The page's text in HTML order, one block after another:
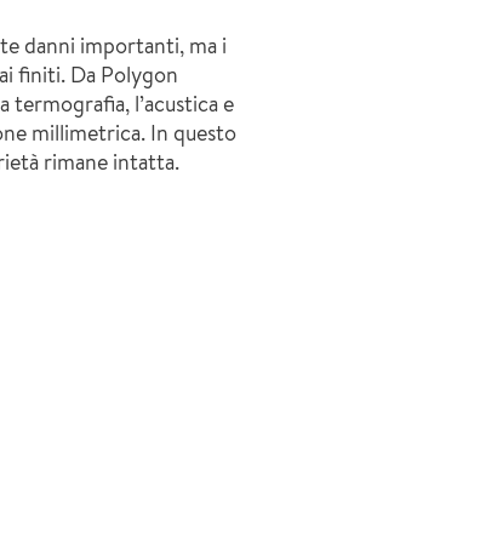
danni importanti, ma i
finiti. Da Polygon
termografia, l’acustica e
millimetrica. In questo
rimane intatta.